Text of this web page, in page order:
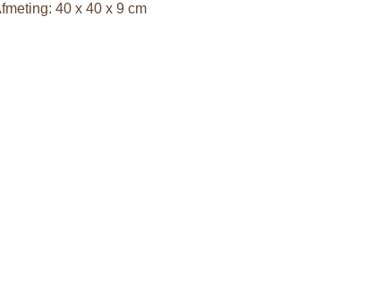
40 x 40 x 9 cm